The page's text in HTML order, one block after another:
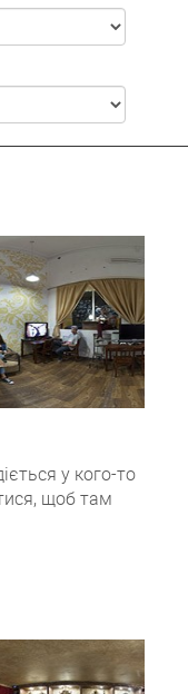
у кого-то
щоб там